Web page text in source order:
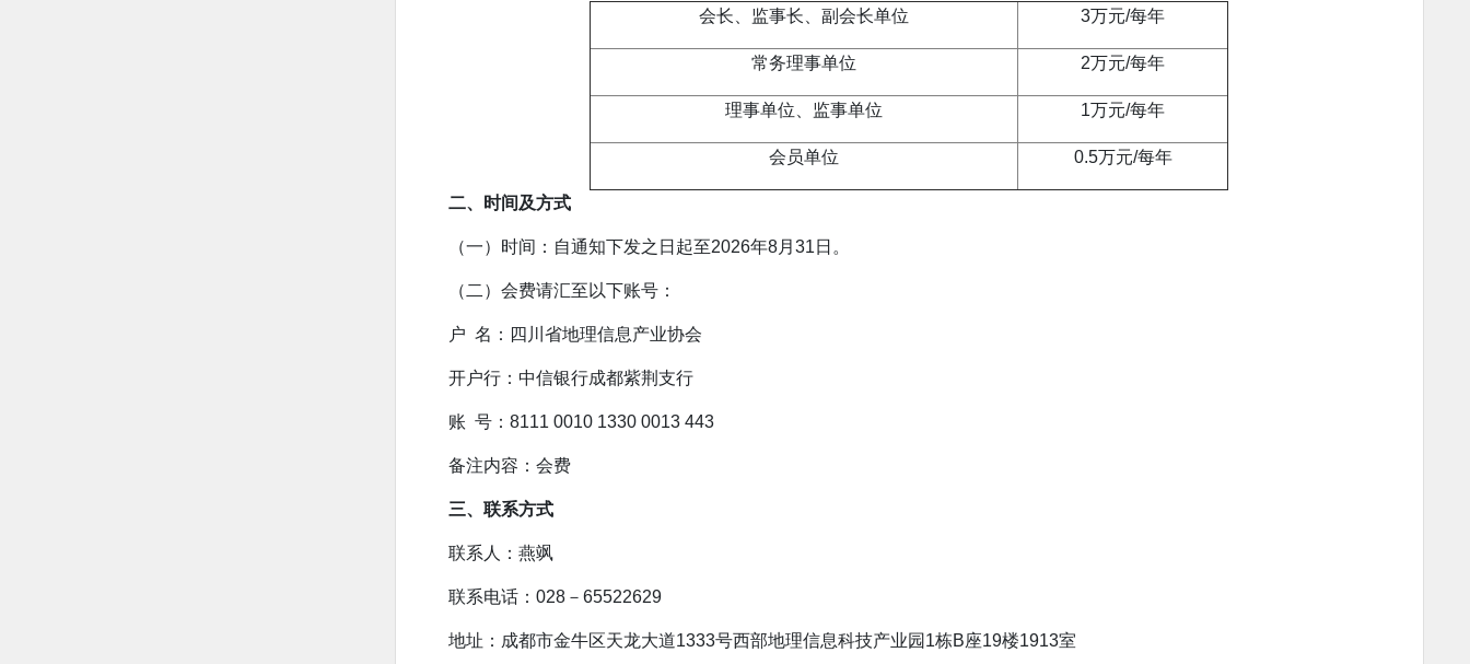
会长、监事长、副会长单位 3万元/每年
常务理事单位 2万元/每年
理事单位、监事单位 1万元/每年
会员单位 0.5万元/每年
二、时间及方式
（一）时间：自通知下发之日起至2026年8月31日。
（二）会费请汇至以下账号：
户 名：四川省地理信息产业协会
开户行：中信银行成都紫荆支行
账 号：8111 0010 1330 0013 443
备注内容：会费
三、联系方式
联系人：燕飒
联系电话：028－65522629
地址：成都市金牛区天龙大道1333号西部地理信息科技产业园1栋B座19楼1913室